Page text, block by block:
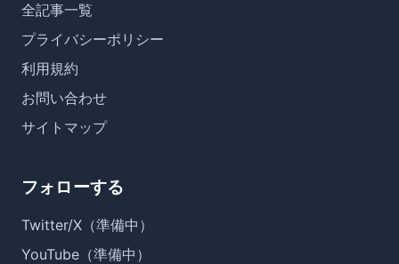
全記事一覧
プライバシーポリシー
利用規約
お問い合わせ
サイトマップ
フォローする
Twitter/X（準備中）
YouTube（準備中）